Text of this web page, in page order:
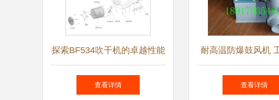
探索BF534吹干机的卓越性能
厂家直供的拉杆移动式三速强
查看详情
耐高温防爆鼓风机
与高温环境作业的
查看详情